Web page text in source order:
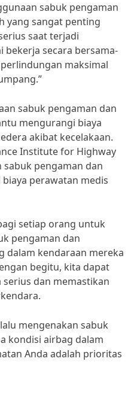
sabuk pengaman
yang sangat penting
saat terjadi
bekerja secara bersama-
maksimal
sabuk pengaman dan
mengurangi biaya
akibat kecelakaan.
Institute for Highway
sabuk pengaman dan
perawatan medis
setiap orang untuk
pengaman dan
dalam kendaraan mereka
begitu, kita dapat
dan memastikan
mengenakan sabuk
kondisi airbag dalam
Anda adalah prioritas